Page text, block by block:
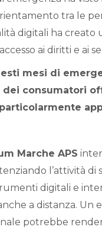
tra le
digitali ha
ai diritti e ai
mesi di
consumatori
Marche APS
l’attività di
digitali e
a distanza.
potrebbe